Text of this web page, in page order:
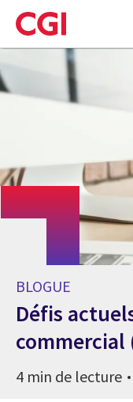
Skip
to
main
BLOGUE
Défis
commercial
4 min de lecture